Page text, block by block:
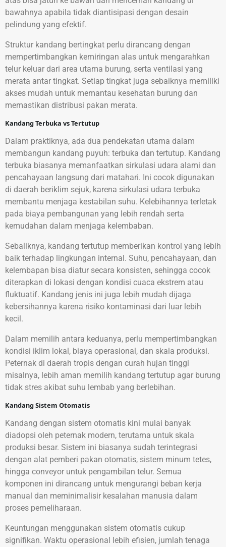
bawahnya apabila tidak diantisipasi dengan desain
pelindung yang efektif.
Struktur kandang bertingkat perlu dirancang dengan
mempertimbangkan kemiringan alas untuk mengarahkan
telur keluar dari area utama burung, serta ventilasi yang
merata antar tingkat. Setiap tingkat juga sebaiknya memiliki
akses mudah untuk memantau kesehatan burung dan
memastikan distribusi pakan merata.
Kandang Terbuka vs Tertutup
Dalam praktiknya, ada dua pendekatan utama dalam
membangun kandang puyuh: terbuka dan tertutup. Kandang
terbuka biasanya memanfaatkan sirkulasi udara alami dan
pencahayaan langsung dari matahari. Ini cocok digunakan
di daerah beriklim sejuk, karena sirkulasi udara terbuka
membantu menjaga kestabilan suhu. Kelebihannya terletak
pada biaya pembangunan yang lebih rendah serta
kemudahan dalam menjaga kelembaban.
Sebaliknya, kandang tertutup memberikan kontrol yang lebih
baik terhadap lingkungan internal. Suhu, pencahayaan, dan
kelembapan bisa diatur secara konsisten, sehingga cocok
diterapkan di lokasi dengan kondisi cuaca ekstrem atau
fluktuatif. Kandang jenis ini juga lebih mudah dijaga
kebersihannya karena risiko kontaminasi dari luar lebih
kecil.
Dalam memilih antara keduanya, perlu mempertimbangkan
kondisi iklim lokal, biaya operasional, dan skala produksi.
Peternak di daerah tropis dengan curah hujan tinggi
misalnya, lebih aman memilih kandang tertutup agar burung
tidak stres akibat suhu lembab yang berlebihan.
Kandang Sistem Otomatis
Kandang dengan sistem otomatis kini mulai banyak
diadopsi oleh peternak modern, terutama untuk skala
produksi besar. Sistem ini biasanya sudah terintegrasi
dengan alat pemberi pakan otomatis, sistem minum tetes,
hingga conveyor untuk pengambilan telur. Semua
komponen ini dirancang untuk mengurangi beban kerja
manual dan meminimalisir kesalahan manusia dalam
proses pemeliharaan.
Keuntungan menggunakan sistem otomatis cukup
signifikan. Waktu operasional lebih efisien, jumlah tenaga